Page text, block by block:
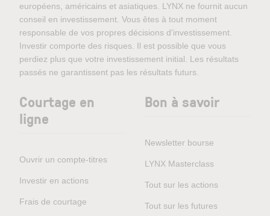
européens, américains et asiatiques. LYNX ne fournit aucun
conseil en investissement. Vous êtes à tout moment
responsable de vos propres décisions d'investissement.
Investir comporte des risques. Il est possible que vous
perdiez plus que votre investissement initial. Les résultats
passés ne garantissent pas les résultats futurs.
Courtage en
ligne
Ouvrir un compte-titres
Investir en actions
Frais de courtage
Bon à savoir
Newsletter bourse
LYNX Masterclass
Tout sur les actions
Tout sur les futures